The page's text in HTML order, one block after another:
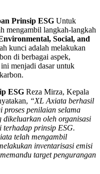
Prinsip ESG Untuk
mengambil langkah-langkah
Social, and
kunci adalah melakukan
di berbagai aspek,
menjadi dasar untuk
ESG Reza Mirza, Kepala
“XL Axiata berhasil
penilaian selama
oleh organisasi
terhadap prinsip ESG.
telah mengambil
inventarisasi emisi
target pengurangan